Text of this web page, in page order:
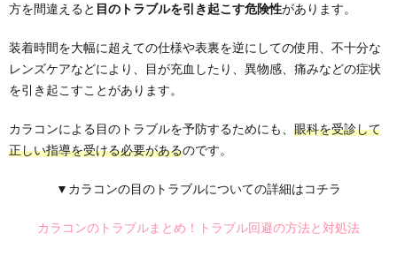
方を間違えると 目のトラブルを引き起こす危険性があります。
装着時間を大幅に超えての仕様や表裏を逆にしての使用、不十分な
レンズケアなどにより、目が充血したり、異物感、痛みなどの症状
を引き起こすことがあります。
カラコンによる目のトラブルを予防するためにも、 眼科を受診して
正しい指導を受ける必要があるのです。
▼カラコンの目のトラブルについての詳細はコチラ
カラコンのトラブルまとめ！トラブル回避の方法と対処法